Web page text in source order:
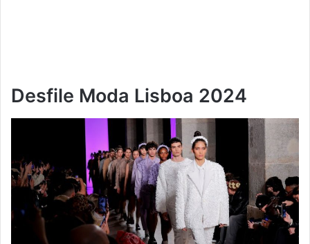
Desfile Moda Lisboa 2024